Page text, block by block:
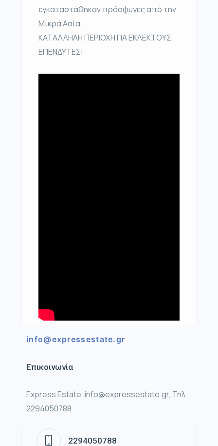
εγκαταστάθηκαν πρόσφυγες από την
Μικρά Ασία.
ΚΑΤΑΛΛΗΛΗ ΠΕΡΙΟΧΗ ΓΙΑ ΕΚΛΕΚΤΟΥΣ
ΕΠΕΝΔΥΤΕΣ!
info@expressestate.gr
Επικοινωνία
Express Estate, info@expressestate.gr, Τηλ.
2294050788
2294050788